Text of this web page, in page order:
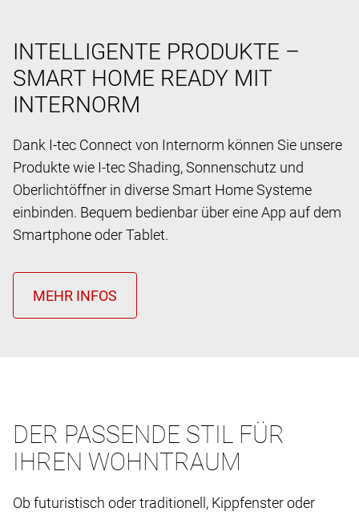
INTELLIGENTE PRODUKTE –
SMART HOME READY MIT
INTERNORM
Dank I-tec Connect von Internorm können Sie unsere
Produkte wie I-tec Shading, Sonnenschutz und
Oberlichtöffner in diverse Smart Home Systeme
einbinden. Bequem bedienbar über eine App auf dem
Smartphone oder Tablet.
DER PASSENDE STIL FÜR
IHREN WOHNTRAUM
Ob futuristisch oder traditionell, Kippfenster oder